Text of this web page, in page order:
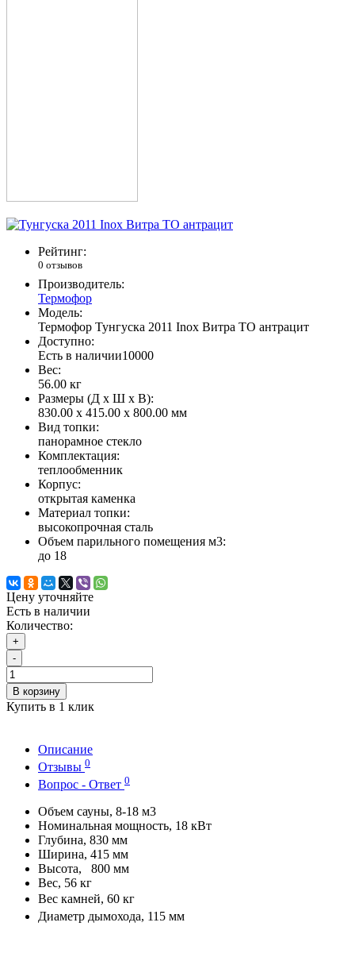
Рейтинг:
0 отзывов
Производитель:
Термофор
Модель:
Термофор Тунгуска 2011 Inox Витра ТО антрацит
Доступно:
Есть в наличии10000
Вес:
56.00 кг
Размеры (Д x Ш x В):
830.00 x 415.00 x 800.00 мм
Вид топки:
панорамное стекло
Комплектация:
теплообменник
Корпус:
открытая каменка
Материал топки:
высокопрочная сталь
Объем парильного помещения м3:
до 18
Цену уточняйте
Есть в наличии
Количество:
+
-
В корзину
Купить в 1 клик
Описание
Отзывы 0
Вопрос - Ответ 0
Объем сауны, 8-18 м3
Номинальная мощность, 18 кВт
Глубина, 830 мм
Ширина, 415 мм
Высота, 800 мм
Вес, 56 кг
Вес камней, 60 кг
Диаметр дымохода, 115 мм